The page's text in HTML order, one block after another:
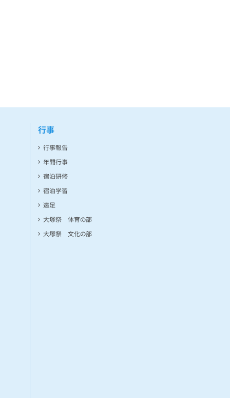
行事
行事報告
年間行事
宿泊研修
宿泊学習
遠足
大塚祭 体育の部
大塚祭 文化の部